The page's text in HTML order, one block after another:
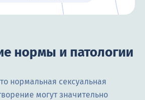
нормы и патологии
нормальная сексуальная
могут значительно